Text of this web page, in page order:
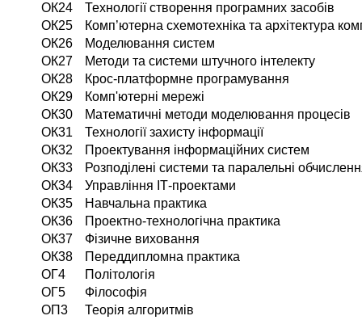
ОК24
Технології створення програмних засобів
ОК25
Комп’ютерна схемотехніка та архітектура
ОК26
Моделювання систем
ОК27
Методи та системи штучного інтелекту
ОК28
Крос-платформне програмування
ОК29
Комп'ютерні мережі
ОК30
Математичні методи моделювання процесів
ОК31
Технології захисту інформації
ОК32
Проектування інформаційних систем
ОК33
Розподілені системи та паралельні
ОК34
Управління ІТ-проектами
ОК35
Навчальна практика
ОК36
Проектно-технологічна практика
ОК37
Фізичне виховання
ОК38
Переддипломна практика
ОГ4
Політологія
ОГ5
Філософія
ОП3
Теорія алгоритмів